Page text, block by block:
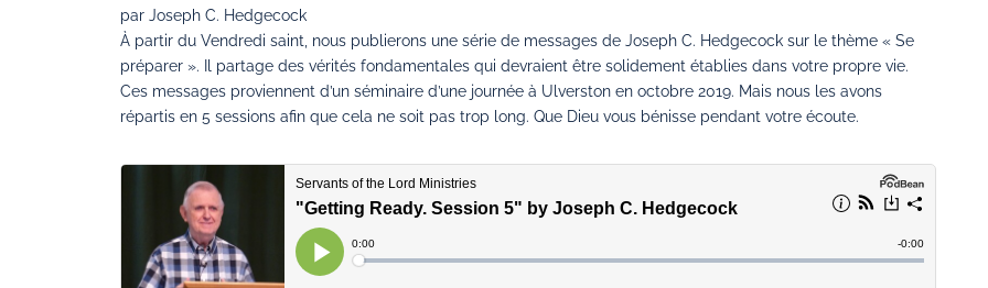
par Joseph C. Hedgecock
À partir du Vendredi saint, nous publierons une série de messages de Joseph C. Hedgecock sur le thème « Se
préparer ». Il partage des vérités fondamentales qui devraient être solidement établies dans votre propre vie.
Ces messages proviennent d’un séminaire d’une journée à Ulverston en octobre 2019. Mais nous les avons
répartis en 5 sessions afin que cela ne soit pas trop long. Que Dieu vous bénisse pendant votre écoute.